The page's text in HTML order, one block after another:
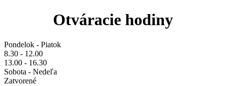
Otváracie hodiny
Pondelok - Piatok
8.30 - 12.00
13.00 - 16.30
Sobota - Nedeľa
Zatvorené